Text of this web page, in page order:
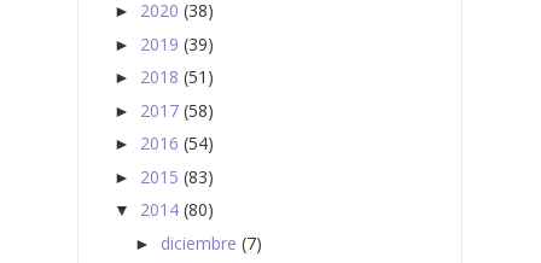
► 2020 (38)
► 2019 (39)
► 2018 (51)
► 2017 (58)
► 2016 (54)
► 2015 (83)
▼ 2014 (80)
► diciembre (7)